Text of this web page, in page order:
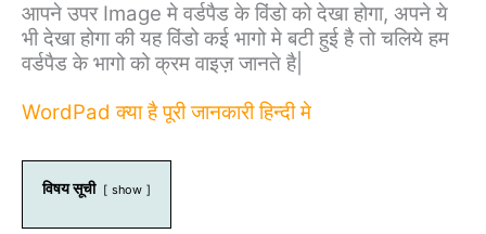
आपने उपर Image मे वर्डपैड के विंडो को देखा होगा, अपने ये
भी देखा होगा की यह विंडो कई भागो मे बटी हुई है तो चलिये हम
वर्डपैड के भागो को क्रम वाइज़ जानते है|
WordPad क्या है पूरी जानकारी हिन्दी मे
विषय सूची show